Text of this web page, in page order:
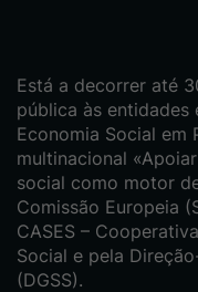
Está a decorrer até
pública às entidades
Economia Social
multinacional
social como motor
Comissão Europeia
CASES –
Social e pela
(DGSS).